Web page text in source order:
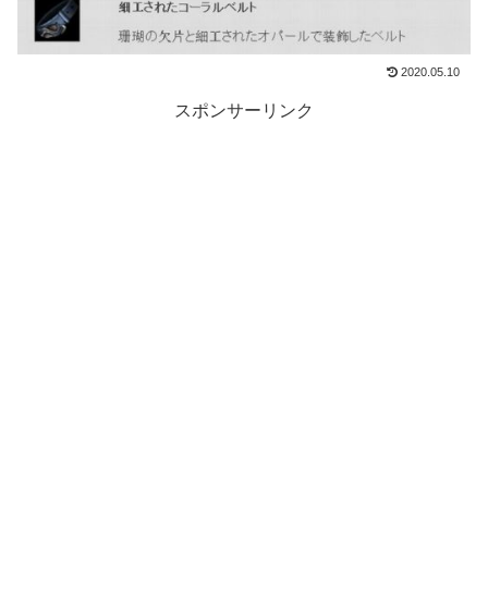
2020.05.10
スポンサーリンク